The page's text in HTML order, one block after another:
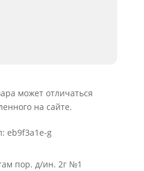
может отличаться
на сайте.
eb9f3a1e-g
пор. д/ин. 2г №1